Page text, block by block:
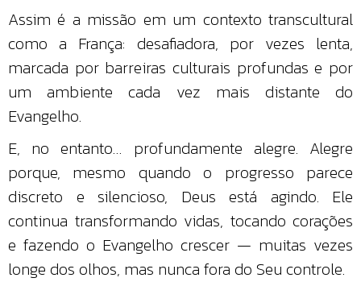
Assim é a missão em um contexto transcultural
como a França: desafiadora, por vezes lenta,
marcada por barreiras culturais profundas e por
um ambiente cada vez mais distante do
Evangelho.
E, no entanto… profundamente alegre. Alegre
porque, mesmo quando o progresso parece
discreto e silencioso, Deus está agindo. Ele
continua transformando vidas, tocando corações
e fazendo o Evangelho crescer — muitas vezes
longe dos olhos, mas nunca fora do Seu controle.